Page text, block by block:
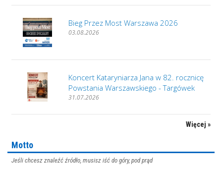
Bieg Przez Most Warszawa 2026
03.08.2026
Koncert Kataryniarza Jana w 82. rocznicę
Powstania Warszawskiego - Targówek
31.07.2026
Więcej »
Motto
Jeśli chcesz znaleźć źródło, musisz iść do góry, pod prąd